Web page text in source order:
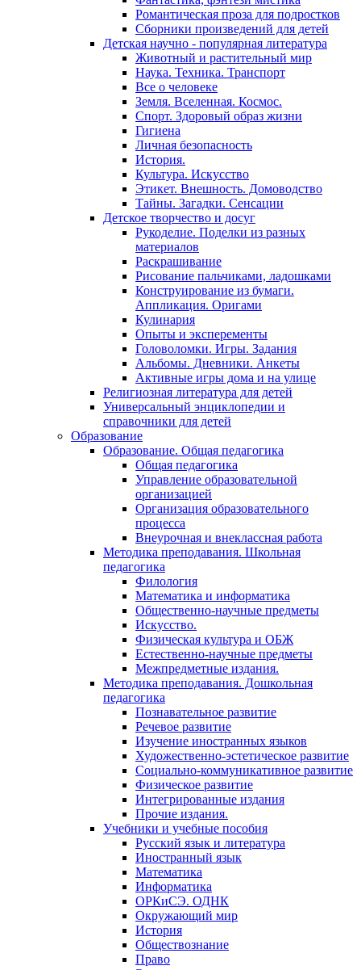
Романтическая проза для подростков
Сборники произведений для детей
Детская научно - популярная литература
Животный и растительный мир
Наука. Техника. Транспорт
Все о человеке
Земля. Вселенная. Космос.
Спорт. Здоровый образ жизни
Гигиена
Личная безопасность
История.
Культура. Искусство
Этикет. Внешность. Домоводство
Тайны. Загадки. Сенсации
Детское творчество и досуг
Рукоделие. Поделки из разных
материалов
Раскрашивание
Рисование пальчиками, ладошками
Конструирование из бумаги.
Аппликация. Оригами
Кулинария
Опыты и эксперементы
Головоломки. Игры. Задания
Альбомы. Дневники. Анкеты
Активные игры дома и на улице
Религиозная литература для детей
Универсальный энциклопедии и
справочники для детей
Образование
Образование. Общая педагогика
Общая педагогика
Управление образовательной
организацией
Организация образовательного
процесса
Внеурочная и внеклассная работа
Методика преподавания. Школьная
педагогика
Филология
Математика и информатика
Общественно-научные предметы
Искусство.
Физическая культура и ОБЖ
Естественно-научные предметы
Межпредметные издания.
Методика преподавания. Дошкольная
педагогика
Познавательное развитие
Речевое развитие
Изучение иностранных языков
Художественно-эстетическое развитие
Социально-коммуникативное развитие
Физическое развитие
Интегрированные издания
Прочие издания.
Учебники и учебные пособия
Русский язык и литература
Иностранный язык
Математика
Информатика
ОРКиСЭ. ОДНК
Окружающий мир
История
Обществознание
Право